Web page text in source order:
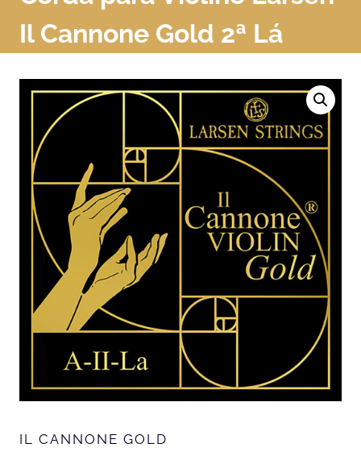
Il Cannone Gold 2ª Lá
IL CANNONE GOLD